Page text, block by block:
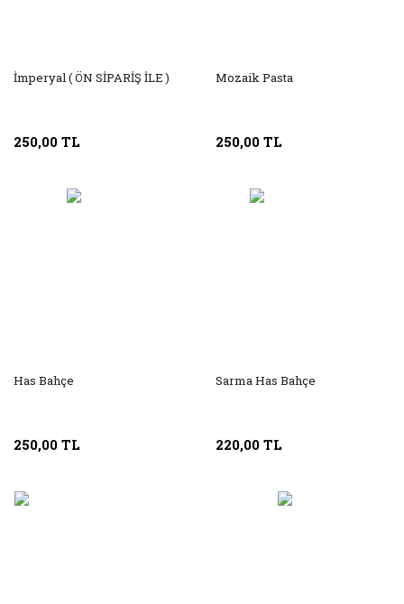
İmperyal ( ÖN SİPARİŞ İLE )
250,00 TL
Mozaik Pasta
250,00 TL
Has Bahçe
250,00 TL
Sarma Has Bahçe
220,00 TL